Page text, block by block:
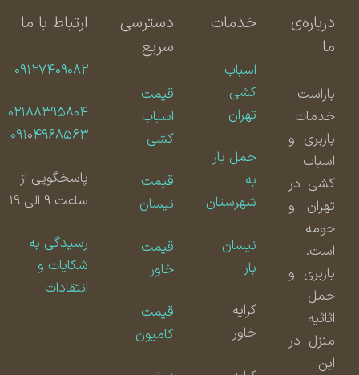
درباره‌ی
باراست
خدمات
باربری و
اسباب
کشی در
تهران و
حومه
است.
باربری و
حمل
اثاثیه
منزل در
خدمات
اسباب
کشی
تهران
حمل بار
شهرستان
نیسان
دسترسی
سریع
قیمت
اسباب
کشی
قیمت
نیسان
قیمت
قیمت
کامیون
ارتباط با ما
۰۹۱۲۷۴۰۹۰۸۲
۰۲۱۸۸۳۹۵۸۰۴
۰۹۱۰۴۹۶۸۵۶۳
پاسخگویی از
ساعت ۹ الی ۱۹
رسیدگی به
شکایات و
انتقادات